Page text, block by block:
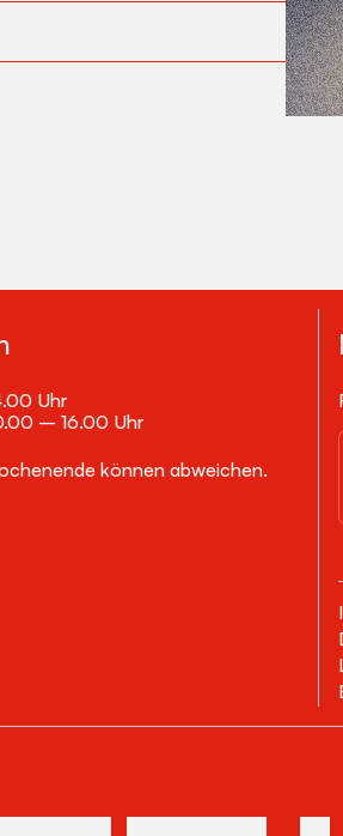
Uhr
– 16.00 Uhr
können abweichen.